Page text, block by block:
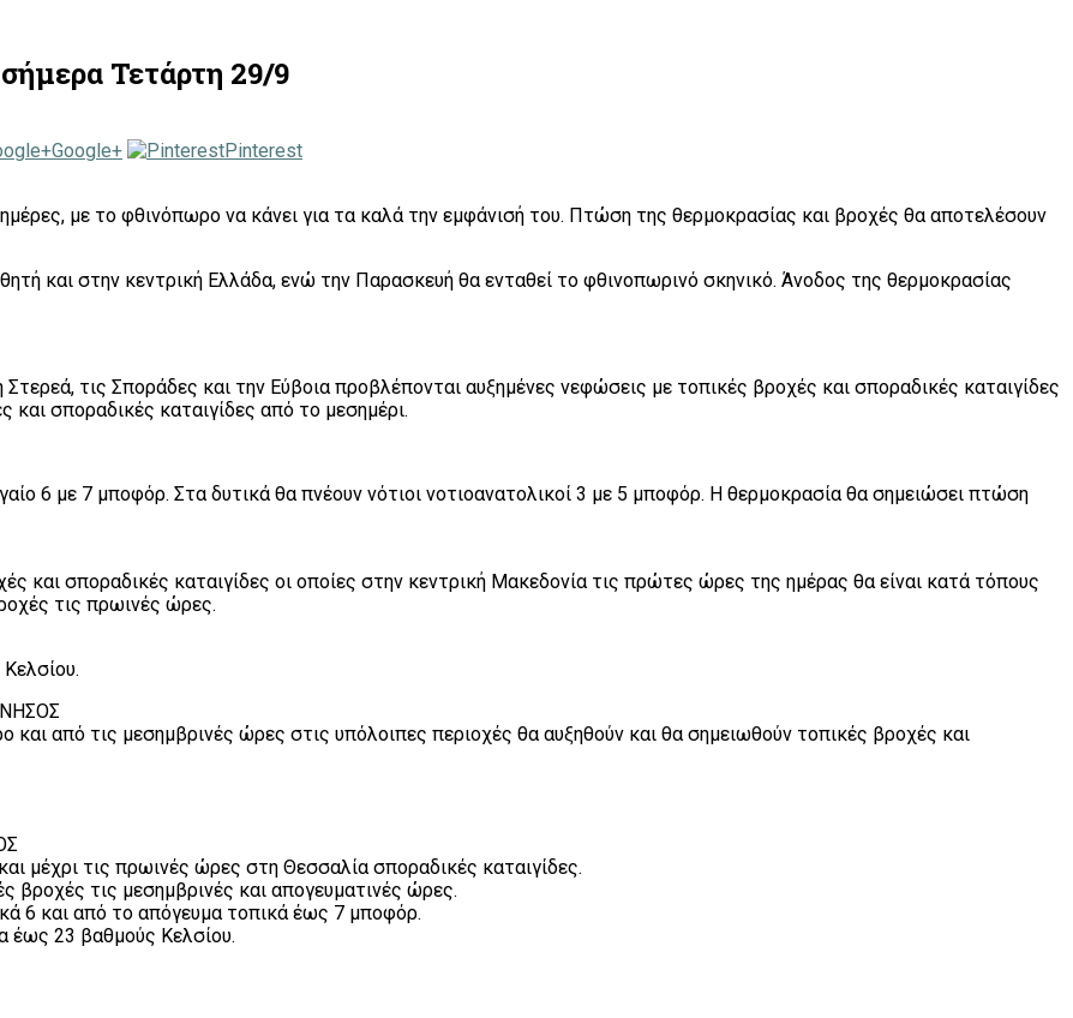
Τετάρτη 29/9
Google+ Pinterest
με το φθινόπωρο να κάνει για τα καλά την εμφάνισή του. Πτώση της θερμοκρασίας και βροχές θα αποτελέσουν
και στην κεντρική Ελλάδα, ενώ την Παρασκευή θα ενταθεί το φθινοπωρινό σκηνικό. Άνοδος της θερμοκρασίας
τις Σποράδες και την Εύβοια προβλέπονται αυξημένες νεφώσεις με τοπικές βροχές και σποραδικές καταιγίδες
σποραδικές καταιγίδες από το μεσημέρι.
6 με 7 μποφόρ. Στα δυτικά θα πνέουν νότιοι νοτιοανατολικοί 3 με 5 μποφόρ. Η θερμοκρασία θα σημειώσει πτώση
και σποραδικές καταιγίδες οι οποίες στην κεντρική Μακεδονία τις πρώτες ώρες της ημέρας θα είναι κατά τόπους
τις πρωινές ώρες.
και από τις μεσημβρινές ώρες στις υπόλοιπες περιοχές θα αυξηθούν και θα σημειωθούν τοπικές βροχές και
μέχρι τις πρωινές ώρες στη Θεσσαλία σποραδικές καταιγίδες.
βροχές τις μεσημβρινές και απογευματινές ώρες.
6 και από το απόγευμα τοπικά έως 7 μποφόρ.
έως 23 βαθμούς Κελσίου.